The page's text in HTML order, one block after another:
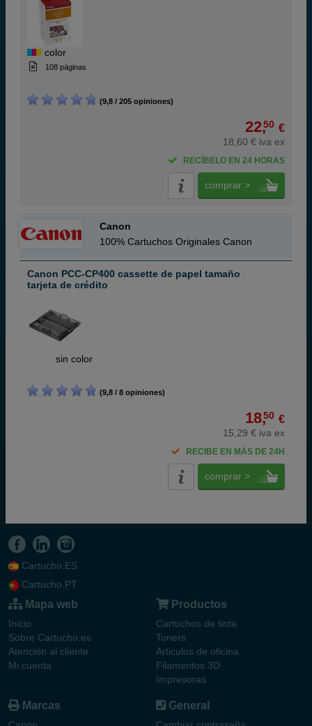
color
108 páginas
(9,8 / 205 opiniones)
22,50 €
18,60 € iva ex
RECÍBELO EN 24 HORAS
comprar >
Canon
100% Cartuchos Originales Canon
Canon PCC-CP400 cassette de papel tamaño
tarjeta de crédito
sin color
(9,8 / 8 opiniones)
18,50 €
15,29 € iva ex
RECIBE EN MÁS DE 24H
comprar >
Cartucho.ES
Cartucho.PT
Mapa web
Inicio
Sobre Cartucho.es
Atención al cliente
Mi cuenta
Productos
Cartuchos de tinta
Toners
Articulos de oficina
Filamentos 3D
Impresoras
Marcas General